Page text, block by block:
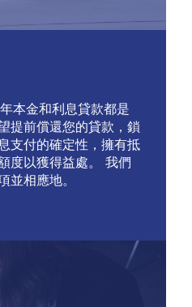
本金和利息貸款都是
提前償還您的貸款，鎖
支付的確定性，擁有抵
度以獲得益處。 我們
並相應地。